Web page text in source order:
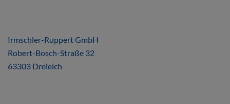
Irmschler-Ruppert GmbH
Robert-Bosch-Straße 32
63303 Dreieich